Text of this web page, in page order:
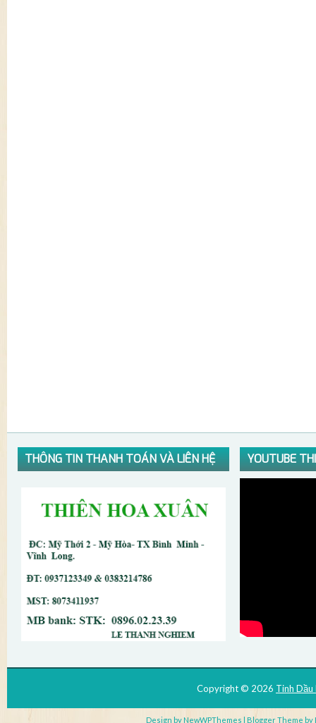
THÔNG TIN THANH TOÁN VÀ LIÊN HỆ YOUTUBE
Copyright © 2026 Tinh Dầu
Design by NewWPThemes | Blogger Theme by